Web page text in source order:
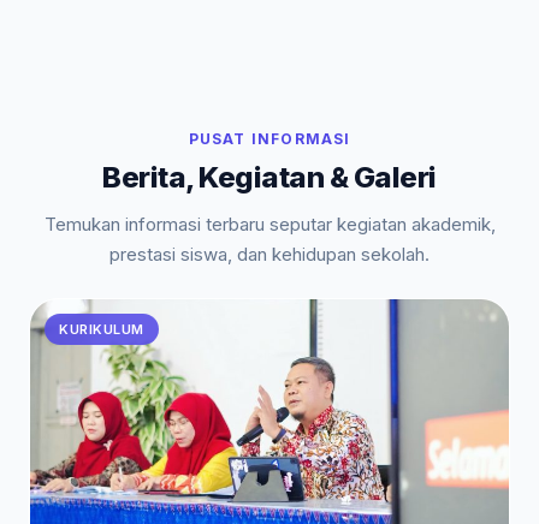
PUSAT INFORMASI
Berita, Kegiatan & Galeri
Temukan informasi terbaru seputar kegiatan akademik,
prestasi siswa, dan kehidupan sekolah.
KURIKULUM